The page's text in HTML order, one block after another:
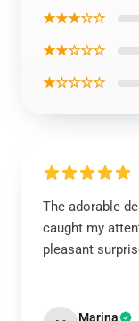
★★★☆☆
★★☆☆☆
★☆☆☆☆
The adorable
caught my
pleasant
Marina